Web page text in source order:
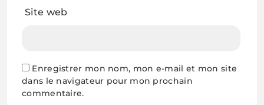
Site web
Enregistrer mon nom, mon e-mail et mon site
dans le navigateur pour mon prochain
commentaire.